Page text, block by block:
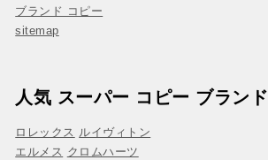
ブランド コピー
sitemap
人気 スーパー コピー ブランド
ロレックス ルイヴィトン
エルメス クロムハーツ